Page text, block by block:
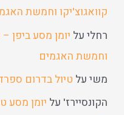
קוואגוצ'יקו וחמשת
רחליעל
וחמשת האגמים
משיעל טיול בדרום
הקונסיירז' על